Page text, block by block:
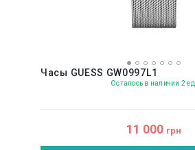
Часы GUESS GW0997L1
Осталось в наличии 2 ед.
11 000 грн